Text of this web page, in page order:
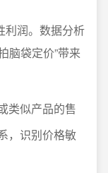
利润。数据分析
脑袋定价”带来
类似产品的售
，识别价格敏